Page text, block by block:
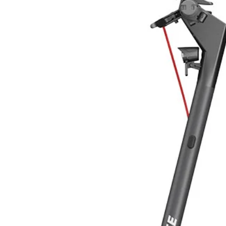
Un tetto è un
Per questo i pannelli solari
tetto, bensì su di esso! Con
tetto un senso di funzionalità.
Si possono collegare
permettendo la perforazione del
Conduzioni esterne diventano così
- Il sistema di montaggio
tetti piani e per montaggio su pareti.
È possibile installare il pannello
con possibilità di regolazione
quello previsto per i tetti a tegole.
- I nuovi compensatori a prova di
avvitati con utensili standard.
Niente saldature, niente parti
svolgono automaticamente.